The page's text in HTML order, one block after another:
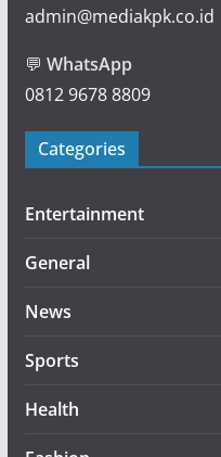
admin@mediakpk.co.id
💬 WhatsApp
0812 9678 8809
Categories
Entertainment
General
News
Sports
Health